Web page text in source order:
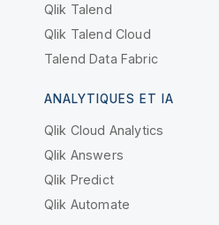
Qlik Talend
Qlik Talend Cloud
Talend Data Fabric
ANALYTIQUES ET IA
Qlik Cloud Analytics
Qlik Answers
Qlik Predict
Qlik Automate